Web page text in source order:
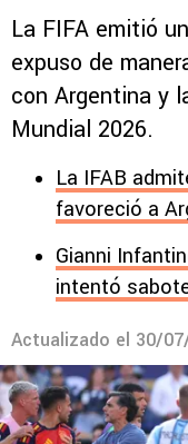
La FIFA emitió
expuso de
con Argentina y
Mundial 2026.
La IFAB
favoreció a
Gianni
intentó
Actualizado el 30/